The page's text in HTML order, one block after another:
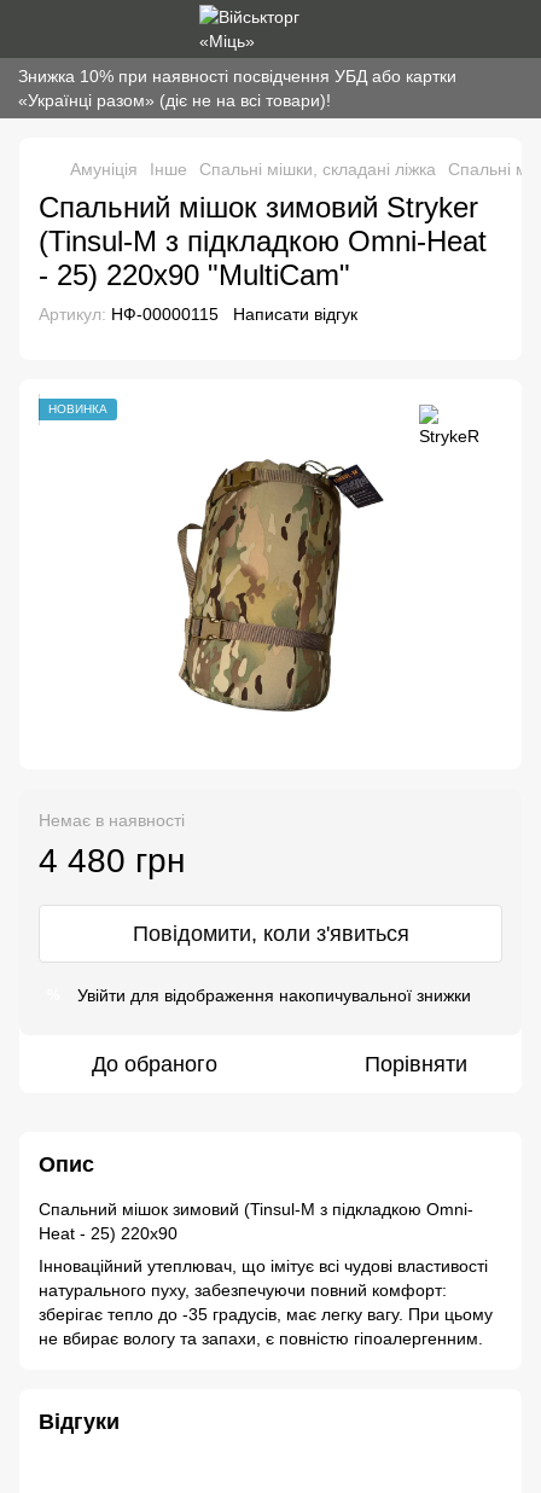
Знижка 10% при наявності посвідчення УБД або картки
«Українці разом» (діє не на всі товари)!
Амуніція Інше Спальні мішки, складані ліжка Спальні
Спальний мішок зимовий Stryker
(Tinsul-M з підкладкою Omni-Heat
- 25) 220x90 "MultiСam"
Артикул: НФ-00000115 Написати відгук
НОВИНКА
Немає в наявності
4 480 грн
Повідомити, коли з'явиться
Увійти для відображення накопичувальної знижки
До обраного Порівняти
Опис
Спальний мішок зимовий (Tinsul-M з підкладкою Omni-
Heat - 25) 220x90
Інноваційний утеплювач, що імітує всі чудові властивості
натурального пуху, забезпечуючи повний комфорт:
зберігає тепло до -35 градусів, має легку вагу. При цьому
не вбирає вологу та запахи, є повністю гіпоалергенним.
Відгуки